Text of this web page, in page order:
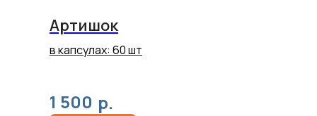
Артишок
в капсулах: 60 шт
1 500 р.